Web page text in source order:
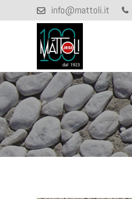
info@mattoli.it